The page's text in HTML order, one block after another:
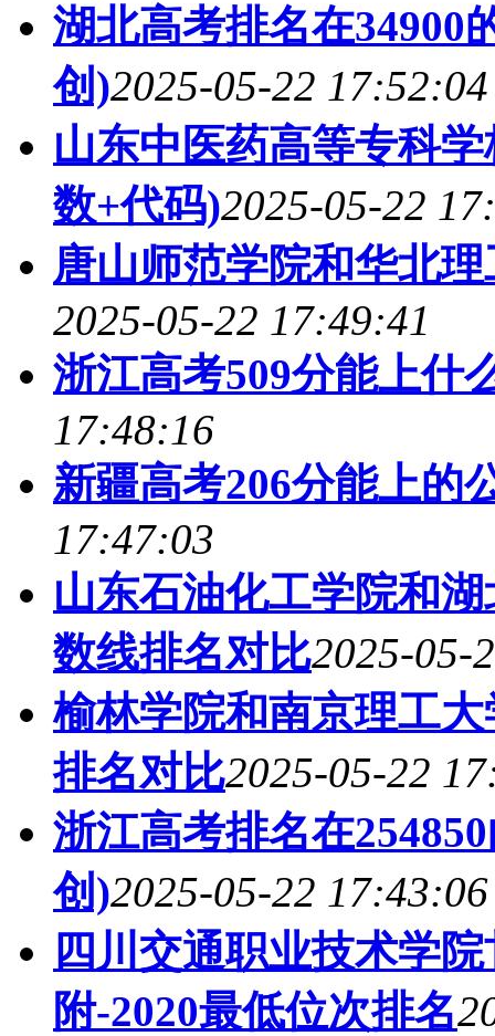
湖北高考排名在34900
创)2025-05-22 17:52:04
山东中医药高等专科
数+代码)2025-05-22
唐山师范学院和华北
2025-05-22 17:49:41
浙江高考509分能上什
17:48:16
新疆高考206分能上的
17:47:03
山东石油化工学院和
数线排名对比2025-05-
榆林学院和南京理工
排名对比2025-05-22
浙江高考排名在
创)2025-05-22 17:43:06
四川交通职业技术学
附-2020最低位次排名